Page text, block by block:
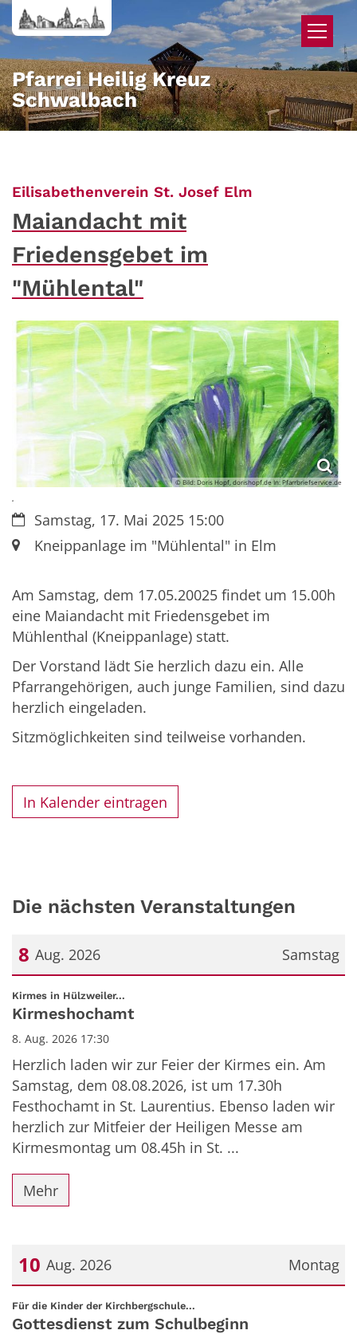
Zum Inhalt springen
Pfarrei Heilig Kreuz
Schwalbach
Eilisabethenverein St. Josef Elm
Maiandacht mit
Friedensgebet im
"Mühlental"
© Bild: Doris Hopf, dorishopf.de In: Pfarrbriefservice.de
.
Datum:Samstag, 17. Mai 2025 15:00
Ort:Kneippanlage im "Mühlental" in Elm
Am Samstag, dem 17.05.20025 findet um 15.00h
eine Maiandacht mit Friedensgebet im
Mühlenthal (Kneippanlage) statt.
Der Vorstand lädt Sie herzlich dazu ein. Alle
Pfarrangehörigen, auch junge Familien, sind dazu
herzlich eingeladen.
Sitzmöglichkeiten sind teilweise vorhanden.
In Kalender eintragen
Die nächsten Veranstaltungen
Samstag
8 Aug. 2026
Datum: 8. August 2026
Kirmes in Hülzweiler...
Kirmeshochamt
8. Aug. 2026 17:30
Herzlich laden wir zur Feier der Kirmes ein. Am
Samstag, dem 08.08.2026, ist um 17.30h
Festhochamt in St. Laurentius. Ebenso laden wir
herzlich zur Mitfeier der Heiligen Messe am
Kirmesmontag um 08.45h in St. ...
Mehr
Montag
10 Aug. 2026
Datum: 10. August 2026
Für die Kinder der Kirchbergschule...
Gottesdienst zum Schulbeginn